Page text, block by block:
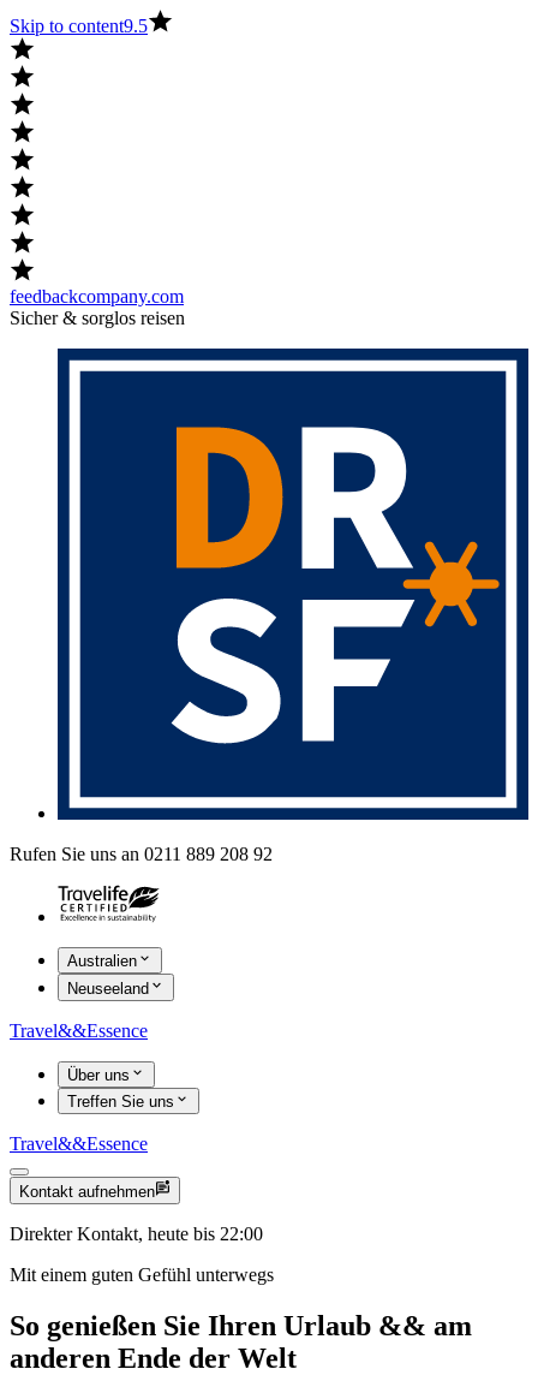
Skip to content9.5
feedbackcompany.com
Sicher & sorglos reisen
Rufen Sie uns an 0211 889 208 92
Australien
Neuseeland
Travel&&Essence
Über uns
Treffen Sie uns
Travel&&Essence
Kontakt aufnehmen
Direkter Kontakt, heute bis 22:00
Mit einem guten Gefühl unterwegs
So genießen Sie Ihren Urlaub && am
anderen Ende der Welt